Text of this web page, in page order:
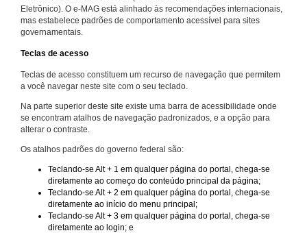
Eletrônico). O e-MAG está alinhado às recomendações internacionais,
mas estabelece padrões de comportamento acessível para sites
governamentais.
Teclas de acesso
Teclas de acesso constituem um recurso de navegação que permitem
a você navegar neste site com o seu teclado.
Na parte superior deste site existe uma barra de acessibilidade onde
se encontram atalhos de navegação padronizados, e a opção para
alterar o contraste.
Os atalhos padrões do governo federal são:
Teclando-se Alt + 1 em qualquer página do portal, chega-se
diretamente ao começo do conteúdo principal da página;
Teclando-se Alt + 2 em qualquer página do portal, chega-se
diretamente ao início do menu principal;
Teclando-se Alt + 3 em qualquer página do portal, chega-se
diretamente ao login; e